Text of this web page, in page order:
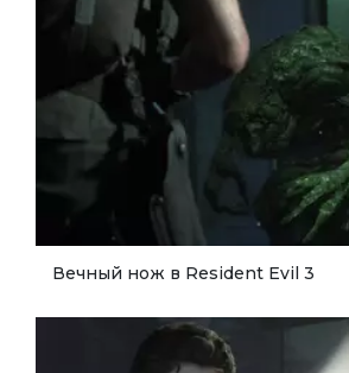
Вечный нож в Resident Evil 3